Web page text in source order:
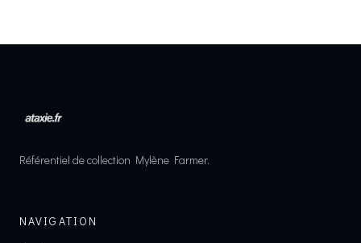
Référentiel de collection Mylène Farmer.
NAVIGATION